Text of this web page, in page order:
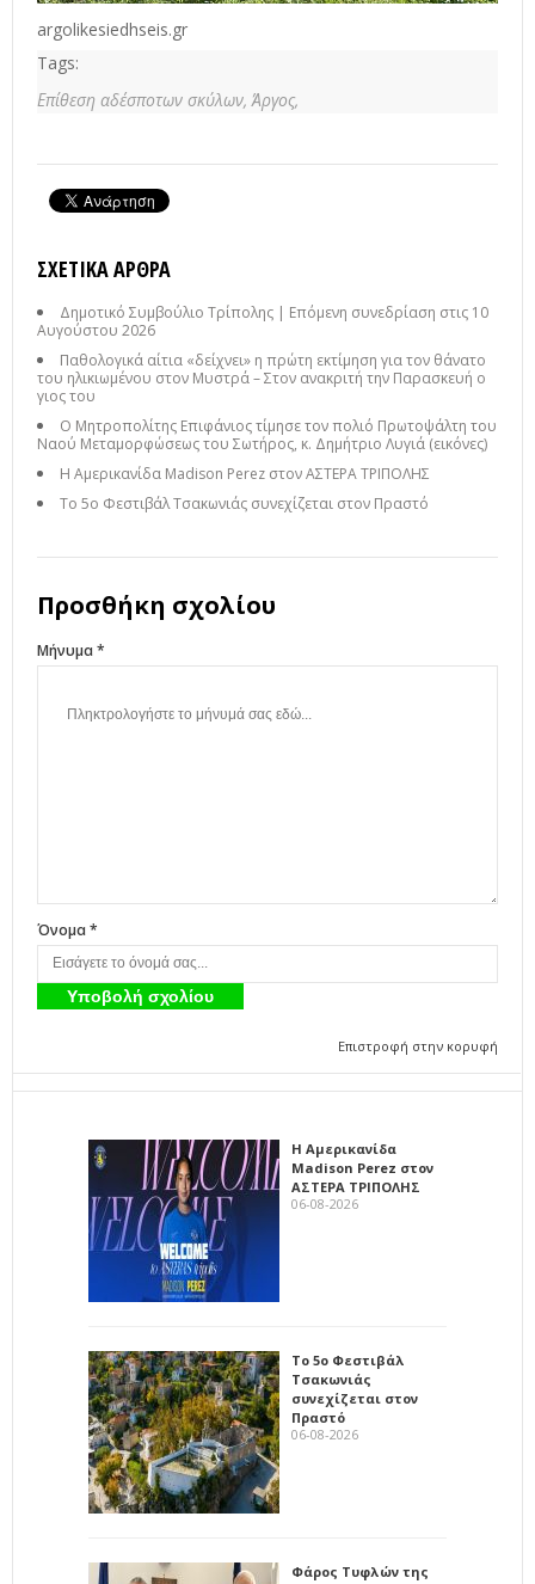
argolikesiedhseis.gr
Tags:
Επίθεση αδέσποτων σκύλων,Άργος,
ΣΧΕΤΙΚΆ ΆΡΘΡΑ
Δημοτικό Συμβούλιο Τρίπολης | Επόμενη συνεδρίαση στις 10
Αυγούστου 2026
Παθολογικά αίτια «δείχνει» η πρώτη εκτίμηση για τον θάνατο
του ηλικιωμένου στον Μυστρά – Στον ανακριτή την Παρασκευή ο
γιος του
Ο Μητροπολίτης Επιφάνιος τίμησε τον πολιό Πρωτοψάλτη του
Ναού Μεταμορφώσεως του Σωτήρος, κ. Δημήτριο Λυγιά (εικόνες)
Η Αμερικανίδα Madison Perez στον ΑΣΤΕΡΑ ΤΡΙΠΟΛΗΣ
Το 5ο Φεστιβάλ Τσακωνιάς συνεχίζεται στον Πραστό
Προσθήκη σχολίου
Μήνυμα *
Όνομα *
Επιστροφή στην κορυφή
Η Αμερικανίδα
Madison Perez στον
ΑΣΤΕΡΑ ΤΡΙΠΟΛΗΣ
06-08-2026
Το 5ο Φεστιβάλ
Τσακωνιάς
συνεχίζεται στον
Πραστό
06-08-2026
Φάρος Τυφλών της